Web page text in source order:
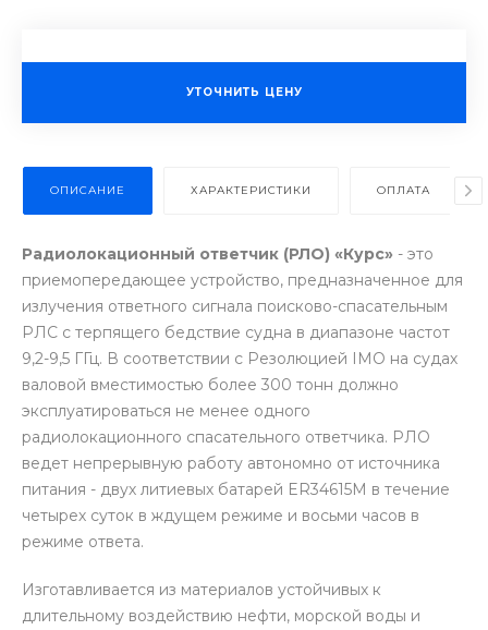
УТОЧНИТЬ ЦЕНУ
ОПИСАНИЕ ХАРАКТЕРИСТИКИ ОПЛАТА
Радиолокационный ответчик (РЛО) «Курс» - это
приемопередающее устройство, предназначенное для
излучения ответного сигнала поисково-спасательным
РЛС с терпящего бедствие судна в диапазоне частот
9,2-9,5 ГГц. В соответствии с Резолюцией IMO на судах
валовой вместимостью более 300 тонн должно
эксплуатироваться не менее одного
радиолокационного спасательного ответчика. РЛО
ведет непрерывную работу автономно от источника
питания - двух литиевых батарей ER34615M в течение
четырех суток в ждущем режиме и восьми часов в
режиме ответа.
Изготавливается из материалов устойчивых к
длительному воздействию нефти, морской воды и